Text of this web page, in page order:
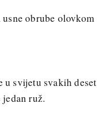
obrube olovkom
svijetu svakih deset
ruž.